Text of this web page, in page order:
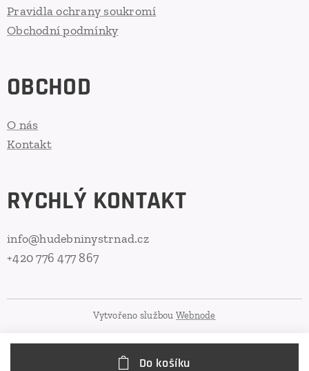
Do košíku
Pravidla ochrany soukromí
Obchodní podmínky
OBCHOD
O nás
Kontakt
RYCHLÝ KONTAKT
info@hudebninystrnad.cz
+420 776 477 867
Vytvořeno službou Webnode